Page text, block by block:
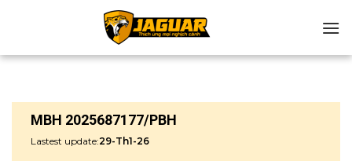
MBH 2025687177/PBH
Lastest update:29-Th1-26